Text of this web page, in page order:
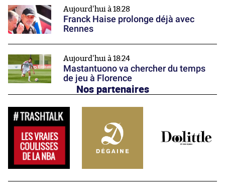
Aujourd'hui à 18:28
Franck Haise prolonge déjà avec
Rennes
Aujourd'hui à 18:24
Mastantuono va chercher du temps
de jeu à Florence
Nos partenaires